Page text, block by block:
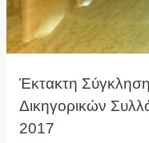
Έκτακτη
Δικηγορικών
2017